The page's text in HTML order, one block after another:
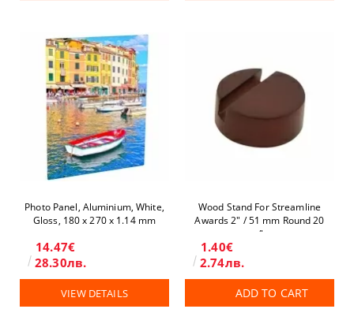
Photo Panel, Aluminium, White,
Gloss, 180 x 270 х 1.14 mm
14.47€
28.30лв.
VIEW DETAILS
Wood Stand For Streamline
Awards 2" / 51 mm Round 20
pcs/box
1.40€
2.74лв.
ADD TO CART